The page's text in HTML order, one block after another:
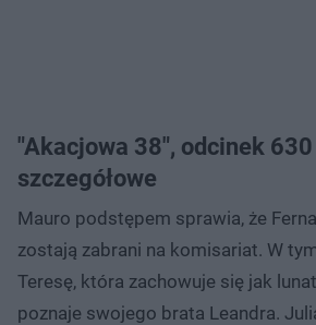
"Akacjowa 38", odcinek
szczegółowe
Mauro podstępem sprawia, że
zostają zabrani na komisariat. W
Teresę, która zachowuje się jak
poznaje swojego brata Leandra.